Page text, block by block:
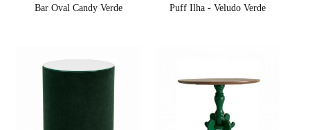
Bar Oval Candy Verde Puff Ilha - Veludo Verde